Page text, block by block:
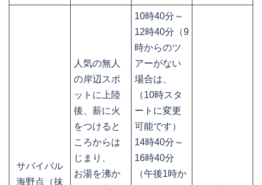
サバイバル
海野点（抹
人気の無人
の岸辺スポ
ットに上陸
後、薪に火
をつけると
ころからは
じまり、
お湯を沸か
10時40分～
12時40分（9
時からのツ
アーがない
場合は、
（10時スタ
ートに変更
可能です）
14時40分～
16時40分
（午後1時か